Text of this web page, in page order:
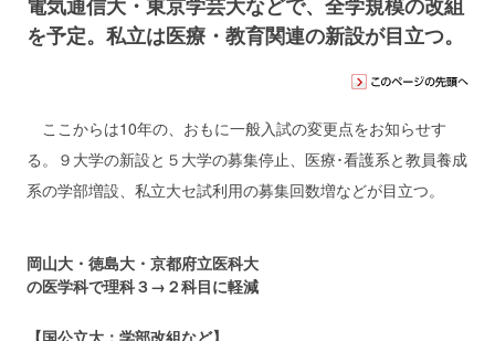
を予定。私立は医療・教育関連の新設が目立つ。
ここからは10年の、おもに一般入試の変更点をお知らせす
る。９大学の新設と５大学の募集停止、医療･看護系と教員養成
系の学部増設、私立大セ試利用の募集回数増などが目立つ。
岡山大・徳島大・京都府立医科大
の医学科で理科３→２科目に軽減